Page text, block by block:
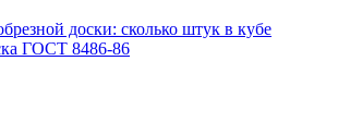
доски: сколько штук в кубе
ГОСТ 8486-86